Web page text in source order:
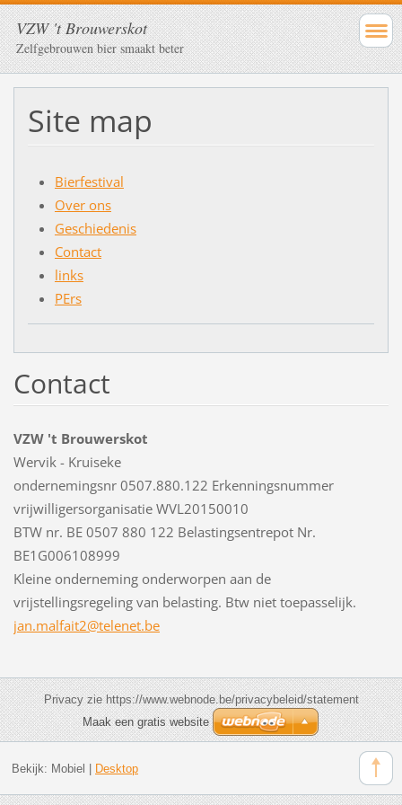
VZW 't Brouwerskot
Zelfgebrouwen bier smaakt beter
Site map
Bierfestival
Over ons
Geschiedenis
Contact
links
PErs
Contact
VZW 't Brouwerskot
Wervik - Kruiseke
ondernemingsnr 0507.880.122 Erkenningsnummer
vrijwilligersorganisatie WVL20150010
BTW nr. BE 0507 880 122 Belastingsentrepot Nr.
BE1G006108999
Kleine onderneming onderworpen aan de
vrijstellingsregeling van belasting. Btw niet toepasselijk.
jan.malfait2@telenet.be
Privacy zie https://www.webnode.be/privacybeleid/statement
Maak een gratis website
Bekijk: Mobiel Desktop